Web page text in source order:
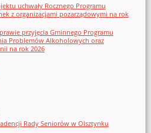
uchwały Rocznego Programu
z organizacjami pozarządowymi na rok
przyjęcia Gminnego Programu
Problemów Alkoholowych oraz
na rok 2026
Rady Seniorów w Olsztynku